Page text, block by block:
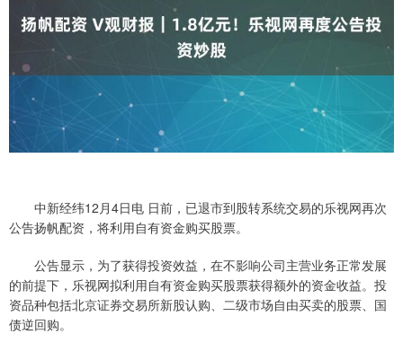
中新经纬12月4日电 日前，已退市到股转系统交易的乐视网再次
公告扬帆配资，将利用自有资金购买股票。
公告显示，为了获得投资效益，在不影响公司主营业务正常发展
的前提下，乐视网拟利用自有资金购买股票获得额外的资金收益。投
资品种包括北京证券交易所新股认购、二级市场自由买卖的股票、国
债逆回购。